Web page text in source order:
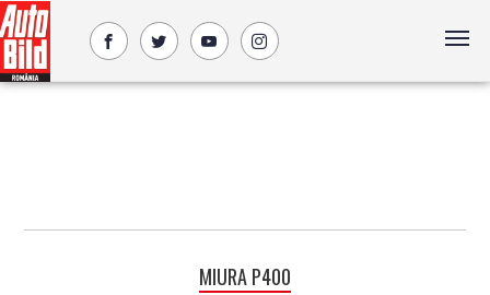
MIURA P400